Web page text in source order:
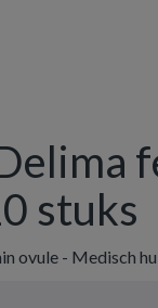
stuks
ovule - Medisch